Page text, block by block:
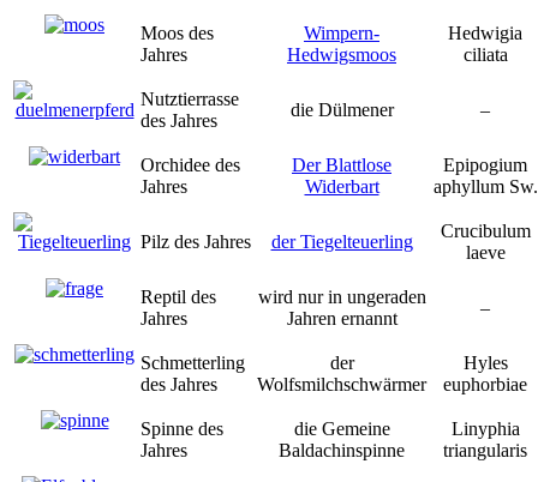
Moos des
Jahres
Wimpern-
Hedwigsmoos
Hedwigia
ciliata
Nutztierrasse
des Jahres
die Dülmener –
Orchidee des
Jahres
Der Blattlose
Widerbart
Epipogium
aphyllum Sw.
Pilz des Jahres der Tiegelteuerling
Crucibulum
laeve
Reptil des
Jahres
wird nur in ungeraden
Jahren ernannt
–
Schmetterling
des Jahres
der
Wolfsmilchschwärmer
Hyles
euphorbiae
Spinne des
Jahres
die Gemeine
Baldachinspinne
Linyphia
triangularis